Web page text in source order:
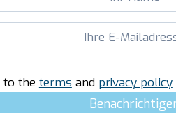
the terms and privacy policy